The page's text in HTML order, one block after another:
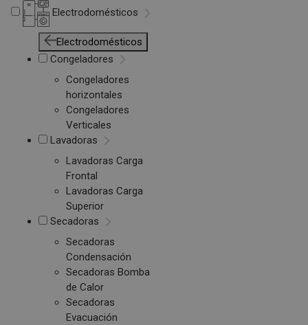
Electrodomésticos
Electrodomésticos
Congeladores
Congeladores
horizontales
Congeladores
Verticales
Lavadoras
Lavadoras Carga
Frontal
Lavadoras Carga
Superior
Secadoras
Secadoras
Condensación
Secadoras Bomba
de Calor
Secadoras
Evacuación